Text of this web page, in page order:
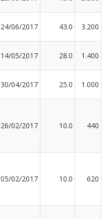
24/06/2017 43.0 3.200
14/05/2017 28.0 1.400
30/04/2017 25.0 1.000
26/02/2017 10.0 440
05/02/2017 10.0 620